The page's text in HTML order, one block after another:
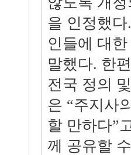
을 인정했
인들에 대
말했다. 한
전국 정의
은 “주지사
할 만하다”
께 공유할